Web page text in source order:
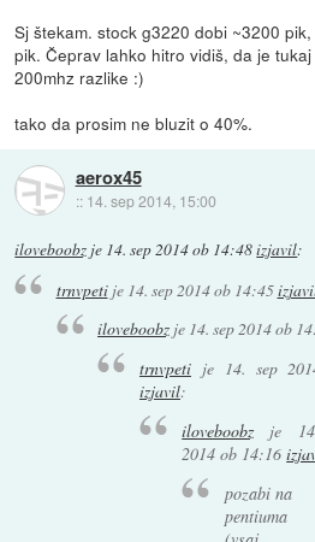
Sj štekam. stock g3220 dobi ~3200
pik. Čeprav lahko hitro vidiš, da je
200mhz razlike :)
tako da prosim ne bluzit o 40%.
aerox45
:: 14. sep 2014, 15:00
iloveboobz je 14. sep 2014 ob 14:48izjavil:
trnvpetije 14. sep 2014 ob 14:45
iloveboobz je 14. sep 2014 ob
trnvpetije 14. sep
izjavil:
iloveboobzje
2014 ob 14:16
pozabi na
pentiuma